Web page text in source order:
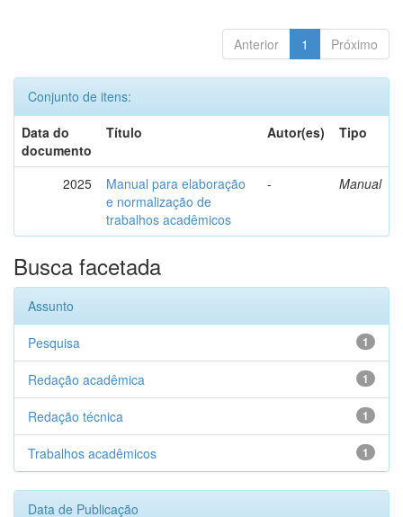
Anterior 1 Próximo
Conjunto de itens:
Data do
documento
Título Autor(es) Tipo
2025
Manual para elaboração
e normalização de
trabalhos acadêmicos
- Manual
Busca facetada
Assunto
1
Pesquisa
1
Redação acadêmica
1
Redação técnica
1
Trabalhos acadêmicos
Data de Publicação